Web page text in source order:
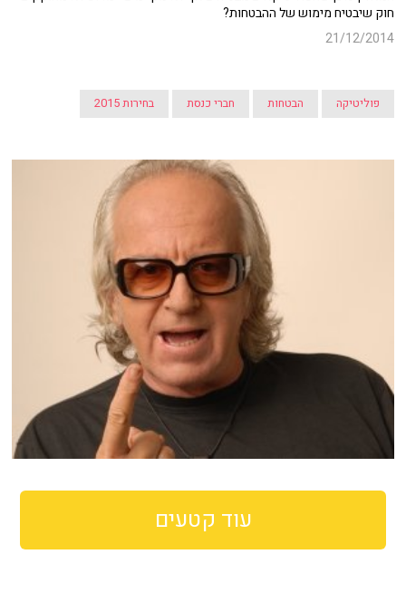
חוק שיבטיח מימוש של ההבטחות?
21/12/2014
פוליטיקה הבטחות חברי כנסת בחירות 2015
עוד קטעים